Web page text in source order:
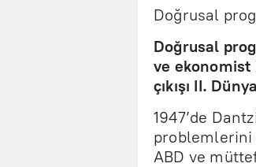
Doğrusal
Doğrusal
ve ekonomist
çıkışı II.
1947’de
problemlerini
ABD ve